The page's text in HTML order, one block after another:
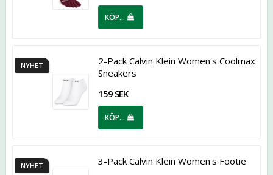
KÖP…
NYHET
2-Pack Calvin Klein Women's Coolmax
Sneakers
159 SEK
KÖP…
NYHET
3-Pack Calvin Klein Women's Footie